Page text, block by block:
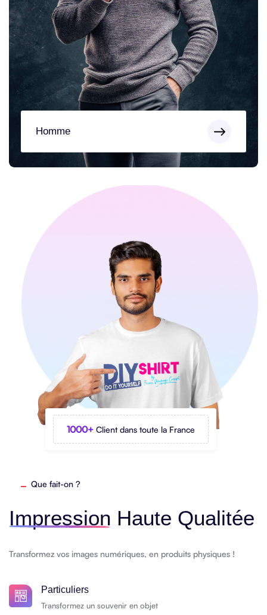
Homme
Homme
T-shirts, polos, sweats et vestes personnalisés du XS
1000+ Client dans toute la France
Que fait-on ?
Impression Haute Qualitée
Transformez vos images numériques, en produits physiques !
Particuliers
Transformez un souvenir en objet